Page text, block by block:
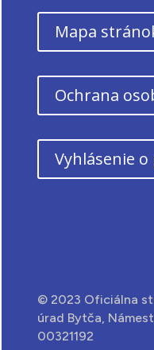
Mapa
Ochrana
Vyhlásenie
© 2023 Oficiálna
úrad Bytča,
00321192